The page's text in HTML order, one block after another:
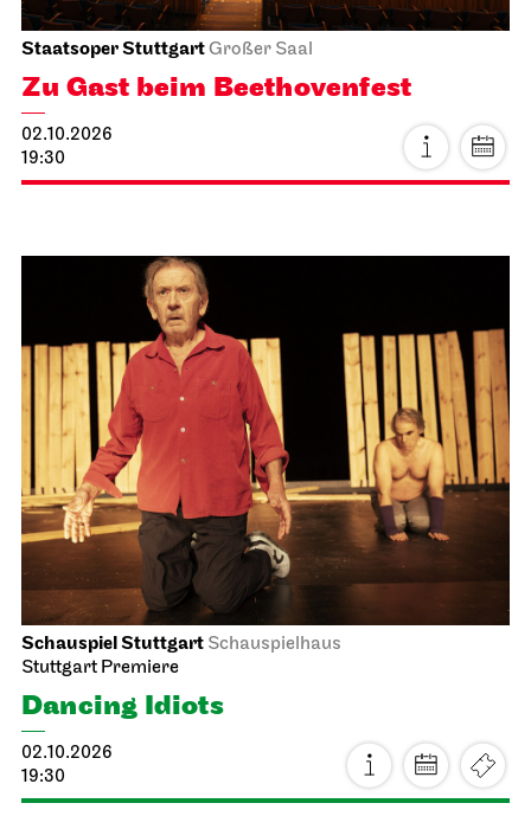
Staatsoper StuttgartGroßer Saal
Zu Gast beim Beethovenfest
02.10.2026
19:30
Schauspiel Stuttgart Schauspielhaus
Stuttgart Premiere
Dancing Idiots
02.10.2026
19:30